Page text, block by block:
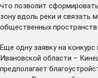
что позволит
зону вдоль реки и связать
общественных пространств
Еще одну заявку на
Ивановской области –
предполагает